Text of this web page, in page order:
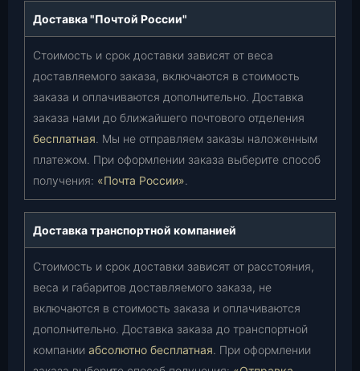
Доставка "Почтой России"
Стоимость и срок доставки зависят от веса
доставляемого заказа, включаются в стоимость
заказа и оплачиваются дополнительно. Доставка
заказа нами до ближайшего почтового отделения
бесплатная. Мы не отправляем заказы наложенным
платежом. При оформлении заказа выберите способ
получения: «Почта России».
Доставка транспортной компанией
Стоимость и срок доставки зависят от расстояния,
веса и габаритов доставляемого заказа, не
включаются в стоимость заказа и оплачиваются
дополнительно. Доставка заказа до транспортной
компании абсолютно бесплатная. При оформлении